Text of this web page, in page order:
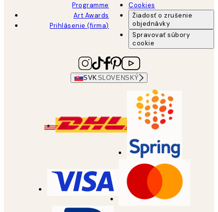
Programme
Art Awards
Prihlásenie (firma)
Cookies
Žiadosť o zrušenie
objednávky
Spravovať súbory
cookie
SVKSLOVENSKÝ